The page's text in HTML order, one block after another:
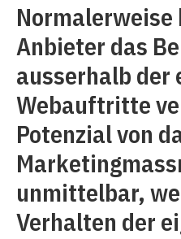
Anbieter das
ausserhalb der
Webauftritte
Potenzial von
unmittelbar,
Verhalten der